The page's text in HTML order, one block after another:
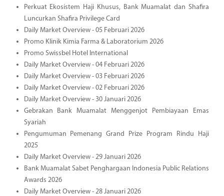
Perkuat Ekosistem Haji Khusus, Bank Muamalat dan Shafira
Luncurkan Shafira Privilege Card
Daily Market Overview - 05 Februari 2026
Promo Klinik Kimia Farma & Laboratorium 2026
Promo Swissbel Hotel International
Daily Market Overview - 04 Februari 2026
Daily Market Overview - 03 Februari 2026
Daily Market Overview - 02 Februari 2026
Daily Market Overview - 30 Januari 2026
Gebrakan Bank Muamalat Menggenjot Pembiayaan Emas
Syariah
Pengumuman Pemenang Grand Prize Program Rindu Haji
2025
Daily Market Overview - 29 Januari 2026
Bank Muamalat Sabet Penghargaan Indonesia Public Relations
Awards 2026
Daily Market Overview - 28 Januari 2026